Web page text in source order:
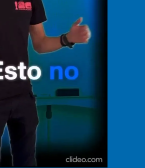
Vive USA
Clase
De 10 sports
DeDinero
Confabulario
Aviso Oportuno
Consultas